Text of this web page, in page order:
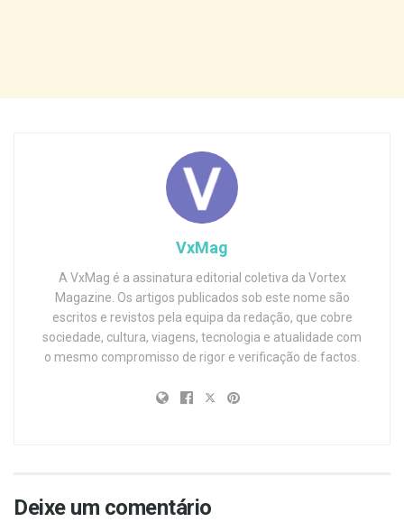
VxMag
A VxMag é a assinatura editorial coletiva da Vortex
Magazine. Os artigos publicados sob este nome são
escritos e revistos pela equipa da redação, que cobre
sociedade, cultura, viagens, tecnologia e atualidade com
o mesmo compromisso de rigor e verificação de factos.
Deixe um comentário